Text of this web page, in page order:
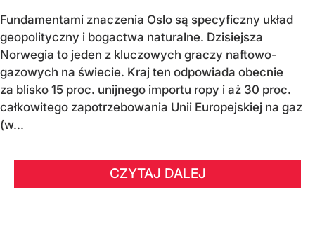
Fundamentami znaczenia Oslo są specyficzny układ
geopolityczny i bogactwa naturalne. Dzisiejsza
Norwegia to jeden z kluczowych graczy naftowo-
gazowych na świecie. Kraj ten odpowiada obecnie
za blisko 15 proc. unijnego importu ropy i aż 30 proc.
całkowitego zapotrzebowania Unii Europejskiej na gaz
(w...
CZYTAJ DALEJ